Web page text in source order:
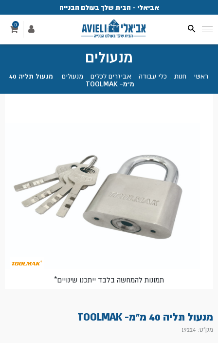
אביאלי - הבית שלך בעולם הבנייה
0
מנעולים
ראשי חנות כלי עבודה אביזרים לכלים מנעולים
מנעול תליה 40
מ"מ- TOOLMAK
מנעול תליה 40 מ"מ- TOOLMAK
מק"ט: 19224
*תמונות להמחשה בלבד ייתכנו שינויים